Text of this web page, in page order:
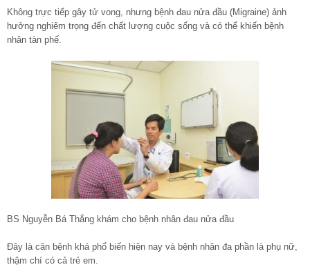
Không trực tiếp gây tử vong, nhưng bệnh đau nửa đầu (Migraine) ảnh
hưởng nghiêm trọng đến chất lượng cuộc sống và có thể khiến bệnh
nhân tàn phế.
BS Nguyễn Bá Thắng khám cho bệnh nhân đau nửa đầu
Đây là căn bệnh khá phổ biến hiện nay và bệnh nhân đa phần là phụ nữ,
thậm chí có cả trẻ em.